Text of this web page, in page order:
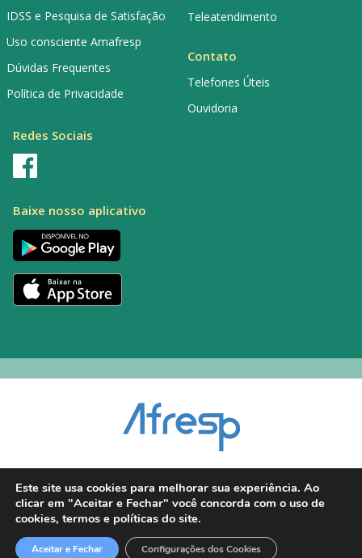
IDSS e Pesquisa de Satisfação
Uso consciente Amafresp
Dúvidas Frequentes
Política de Privacidade
Teleatendimento
Contato
Telefones Úteis
Ouvidoria
Redes Sociais
Baixe nosso aplicativo
dpo@afresp.org.br
Diretor Técnico: Antonio Carlos Aparecido. CRM: 54.464
Este site usa cookies para melhorar sua experiência. Ao
clicar em "Aceitar e Fechar" você concorda com o uso de
cookies, termos e políticas do site.
Aceitar e Fechar Configurações dos Cookies